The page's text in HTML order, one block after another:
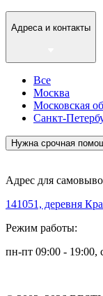
Адреса и контакты
Все
Москва
Московская
Санкт-
Нужна срочная
Адрес для
141051, деревня
Режим работы:
пн-пт 09:00 - 19:00,